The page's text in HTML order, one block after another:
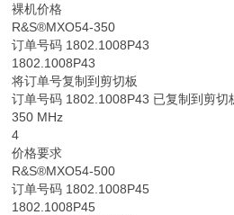
裸机价格
R&S®MXO54-350
订单号码 1802.1008P43
1802.1008P43
将订单号复制到剪切板
订单号码 1802.1008P43 已复制到剪切
350 MHz
4
价格要求
R&S®MXO54-500
订单号码 1802.1008P45
1802.1008P45